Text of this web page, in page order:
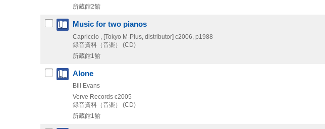
所蔵館2館
Music for two pianos
Capriccio , [Tokyo M-Plus, distributor] c2006, p1988
録音資料（音楽） (CD)
所蔵館1館
Alone
Bill Evans
Verve Records c2005
録音資料（音楽） (CD)
所蔵館1館